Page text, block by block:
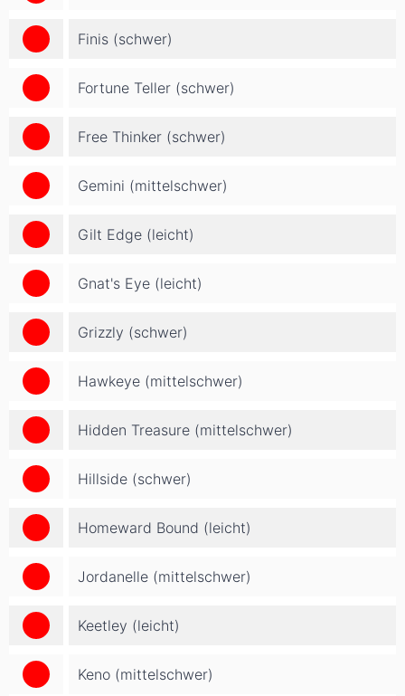
Finis (schwer)
Fortune Teller (schwer)
Free Thinker (schwer)
Gemini (mittelschwer)
Gilt Edge (leicht)
Gnat's Eye (leicht)
Grizzly (schwer)
Hawkeye (mittelschwer)
Hidden Treasure (mittelschwer)
Hillside (schwer)
Homeward Bound (leicht)
Jordanelle (mittelschwer)
Keetley (leicht)
Keno (mittelschwer)